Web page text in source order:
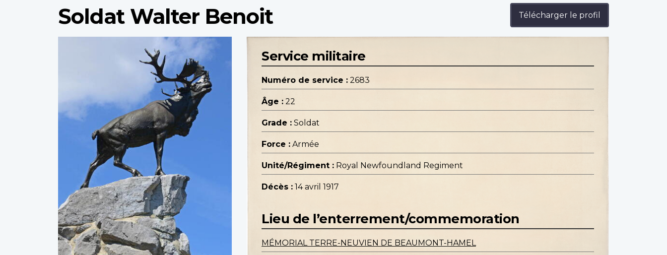
Soldat Walter Benoit Télécharger le profil
Service militaire
Numéro de service : 2683
Âge : 22
Grade : Soldat
Force : Armée
Unité/Régiment : Royal Newfoundland Regiment
Décès : 14 avril 1917
Lieu de l’enterrement/commemoration
MÉMORIAL TERRE-NEUVIEN DE BEAUMONT-HAMEL